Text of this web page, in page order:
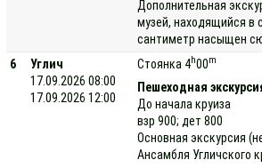
Дополнительная
музей, находящийся в
сантиметр насыщен
6
Углич
17.09.2026 08:00
17.09.2026 12:00
Стоянка 4h00m
Пешеходная
До начала круиза
взр 900; дет 800
Основная экскурсия
Ансамбля Угличского